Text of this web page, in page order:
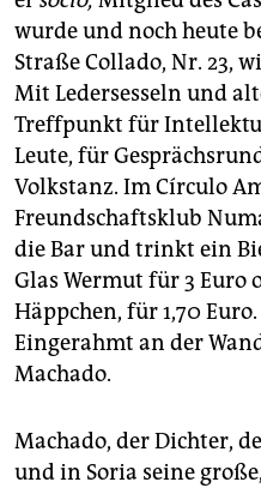
wurde und noch heute
Straße Collado, Nr. 23,
Mit Ledersesseln und
Treffpunkt für
Leute, für
Volkstanz. Im Círculo
Freundschaftsklub
die Bar und trinkt ein
Glas Wermut für 3 Euro
Häppchen, für 1,70
Eingerahmt an der
Machado.
Machado, der Dichter,
und in Soria seine